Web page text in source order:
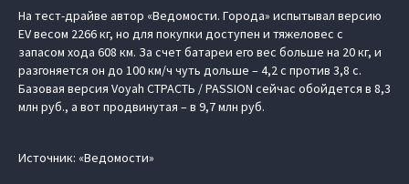
На тест-драйве автор «Ведомости. Города» испытывал версию
EV весом 2266 кг, но для покупки доступен и тяжеловес с
запасом хода 608 км. За счет батареи его вес больше на 20 кг, и
разгоняется он до 100 км/ч чуть дольше – 4,2 с против 3,8 c.
Базовая версия Voyah СТРАСТЬ / PASSION сейчас обойдется в 8,3
млн руб., а вот продвинутая – в 9,7 млн руб.
Источник: «Ведомости»